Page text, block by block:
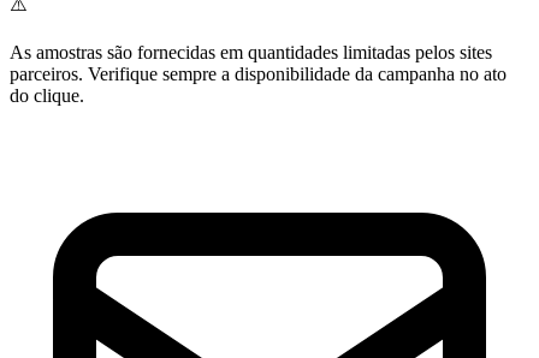
⚠️
As amostras são fornecidas em quantidades limitadas pelos sites
parceiros. Verifique sempre a disponibilidade da campanha no ato
do clique.